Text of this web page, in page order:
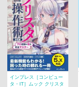
インプレス［コンピュー
タ・IT］ムック クリスタ